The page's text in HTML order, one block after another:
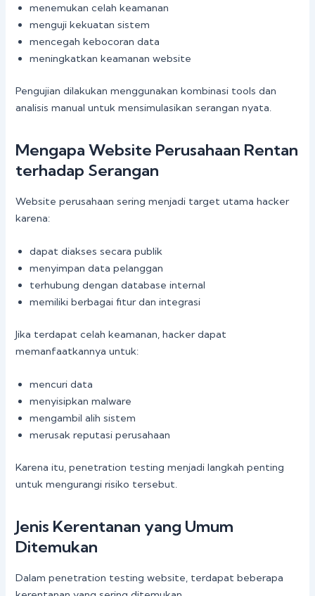
menemukan celah keamanan
menguji kekuatan sistem
mencegah kebocoran data
meningkatkan keamanan website
Pengujian dilakukan menggunakan kombinasi tools dan
analisis manual untuk mensimulasikan serangan nyata.
Mengapa Website Perusahaan Rentan
terhadap Serangan
Website perusahaan sering menjadi target utama hacker
karena:
dapat diakses secara publik
menyimpan data pelanggan
terhubung dengan database internal
memiliki berbagai fitur dan integrasi
Jika terdapat celah keamanan, hacker dapat
memanfaatkannya untuk:
mencuri data
menyisipkan malware
mengambil alih sistem
merusak reputasi perusahaan
Karena itu, penetration testing menjadi langkah penting
untuk mengurangi risiko tersebut.
Jenis Kerentanan yang Umum
Ditemukan
Dalam penetration testing website, terdapat beberapa